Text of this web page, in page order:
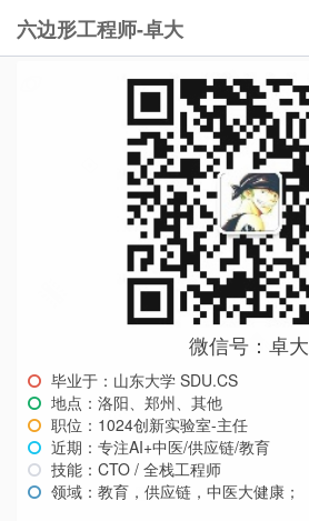
六边形工程师-卓大
微信号：卓大
毕业于：山东大学 SDU.CS
地点：洛阳、郑州、其他
职位：1024创新实验室-主任
近期：专注AI+中医/供应链/教育
技能：CTO / 全栈工程师
领域：教育，供应链，中医大健康；